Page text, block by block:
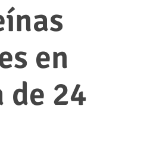
en
de 24